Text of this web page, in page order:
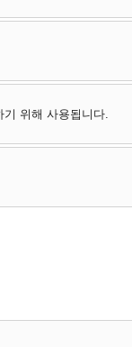
위해 사용됩니다.